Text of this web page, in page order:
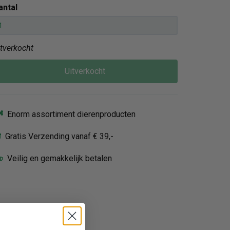
Uitverkocht
Enorm assortiment dierenproducten
Gratis Verzending vanaf € 39,-
Veilig en gemakkelijk betalen